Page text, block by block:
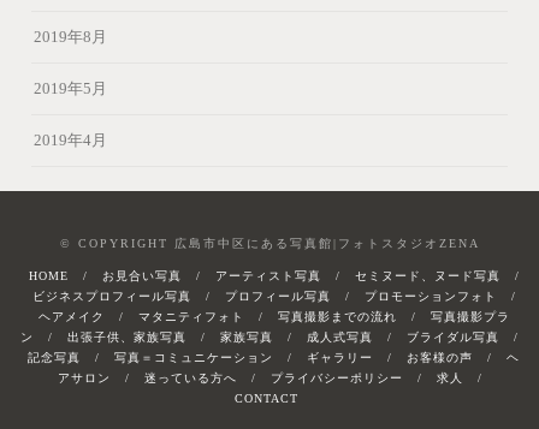
2019年8月
2019年5月
2019年4月
© COPYRIGHT 広島市中区にある写真館|フォトスタジオZENA
HOME お見合い写真 アーティスト写真
セミヌード、ヌード写真
ビジネスプロフィール写真
プロフィール写真
プロモーションフォト
ヘアメイク
マタニティフォト 写真撮影までの流れ
写真撮影プラ
ン
出張子供、家族写真 家族写真 成人式写真
ブライダル写真
記念写真
写真＝コミュニケーション ギャラリー お客様の声
ヘ
アサロン
迷っている方へ プライバシーポリシー
求人
CONTACT